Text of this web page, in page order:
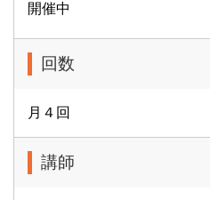
開催中
回数
月４回
講師